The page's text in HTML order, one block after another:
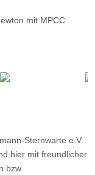
mit MPCC
Sternwarte e.V.
hier mit freundlicher
bzw.